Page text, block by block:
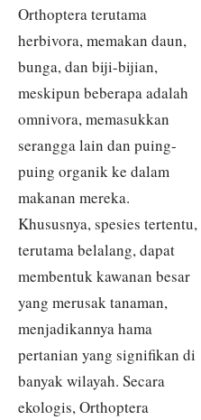
Orthoptera terutama
herbivora, memakan daun,
bunga, dan biji-bijian,
meskipun beberapa adalah
omnivora, memasukkan
serangga lain dan puing-
puing organik ke dalam
makanan mereka.
Khususnya, spesies tertentu,
terutama belalang, dapat
membentuk kawanan besar
yang merusak tanaman,
menjadikannya hama
pertanian yang signifikan di
banyak wilayah. Secara
ekologis, Orthoptera